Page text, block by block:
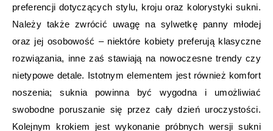
preferencji dotyczących stylu, kroju oraz kolorystyki sukni.
Należy także zwrócić uwagę na sylwetkę panny młodej
oraz jej osobowość – niektóre kobiety preferują klasyczne
rozwiązania, inne zaś stawiają na nowoczesne trendy czy
nietypowe detale. Istotnym elementem jest również komfort
noszenia; suknia powinna być wygodna i umożliwiać
swobodne poruszanie się przez cały dzień uroczystości.
Kolejnym krokiem jest wykonanie próbnych wersji sukni